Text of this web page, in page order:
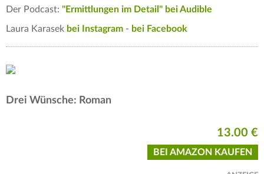
Der Podcast: "Ermittlungen im Detail" bei Audible
Laura Karasek bei Instagram - bei Facebook
Drei Wünsche: Roman
13.00 €
BEI AMAZON KAUFEN